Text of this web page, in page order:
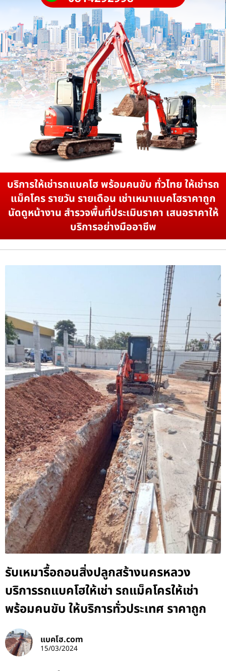
บริการให้เช่ารถแบคโฮ พร้อมคนขับ ทั่วไทย ให้เช่ารถ
แม็คโคร รายวัน รายเดือน เช่าเหมาแบคโฮราคาถูก
นัดดูหน้างาน สำรวจพื้นที่ประเมินราคา เสนอราคาให้
บริการอย่างมืออาชีพ
รับเหมารื้อถอนสิ่งปลูกสร้างนครหลวง
บริการรถแบคโฮให้เช่า รถแม็คโครให้เช่า
พร้อมคนขับ ให้บริการทั่วประเทศ ราคาถูก
แบคโฮ.com
15/03/2024